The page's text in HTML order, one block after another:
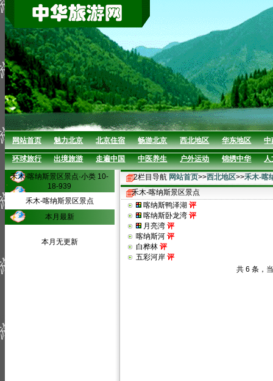
网站首页 魅力北京 北京住宿 畅游北京 西北地区 华东地区 中
环球旅行 出境旅游 走遍中国 中医养生 户外运动 锦绣中华 人
禾木-喀纳斯景区景点·小类 10-
18-939
禾木-喀纳斯景区景点
本月最新
本月无更新
2栏目导航 网站首页>>西北地区>>禾木-喀
禾木-喀纳斯景区景点
喀纳斯鸭泽湖 评
喀纳斯卧龙湾 评
月亮湾 评
喀纳斯河 评
白桦林 评
五彩河岸 评
共 6 条，